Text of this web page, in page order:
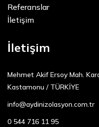
Referanslar
İletişim
İletişim
Mehmet Akif Ersoy Mah.
Kastamonu / TÜRKİYE
info@aydinizolasyon.com.tr
0 544 716 11 95